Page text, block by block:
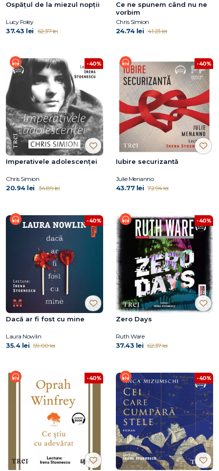
Ospățul de la miezul nopții
Lucy Foley
37.43 lei 62.37 lei
Ce ne spunem când nu ne
vorbim
Chris Simion
24.74 lei 41.23 lei
-40%
Imperativele adolescenței
Chris Simion
20.94 lei 34.89 lei
-40%
Iubire securizantă
Julie Menanno
43.77 lei 72.94 lei
-40%
Dacă ar fi fost cu mine
Laura Nowlin
35.4 lei 59.00 lei
-40%
Zero Days
Ruth Ware
37.43 lei 62.37 lei
-40% -40%